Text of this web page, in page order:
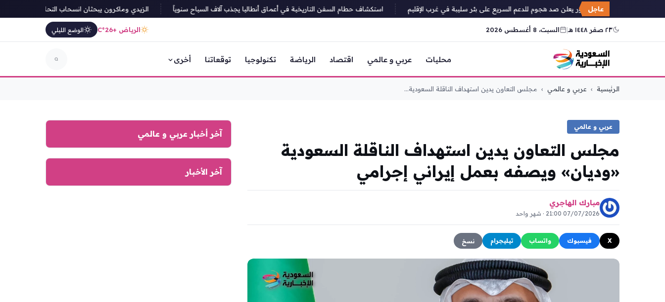
عاجل
حاكم دارفور يعلن صد هجوم للدعم السريع على بئر سليبة في غرب الإقليم استكشاف حطام السفن التاريخية في أعماق أنطاليا يجذب آلاف السياح سنوياً الزيدي وماكرون يبحثان انسحاب التحالف وتعزيز الشراكة
٢٣ صفر ١٤٤٨ هـ | السبت، 8 أغسطس 2026 الرياض +26°C الوضع الليلي
محليات عربي و عالمي اقتصاد الرياضة تكنولوجيا توقعاتنا أخرى
الرئيسية › عربي و عالمي › مجلس التعاون يدين استهداف الناقلة السعودية...
عربي و عالمي
مجلس التعاون يدين استهداف الناقلة السعودية
«وديان» ويصفه بعمل إيراني إجرامي
مبارك الهاجري
07/07/2026 21:00 · شهر واحد
X فيسبوك واتساب تيليجرام نسخ
آخر أخبار عربي و عالمي
آخر الأخبار